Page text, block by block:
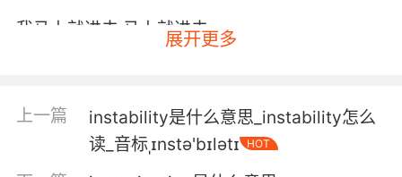
我马上就进去 马上就进去
只有内部改变你 你改变不了内部
5. I wouldn't want to be inside there, inside
展开更多
上一篇
instability是什么意思_instability怎么
读_音标ˌɪnstə'bɪlətɪ
HOT